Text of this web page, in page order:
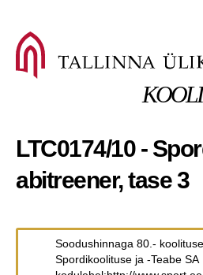
LTC0174/10 -
abitreener, tase 3
Soodushinnaga 80.-
Spordikoolituse ja -Teabe SA